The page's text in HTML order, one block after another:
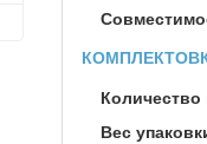
Количество
Вес